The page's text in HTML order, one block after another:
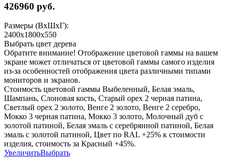
426960 руб.
Размеры (ВхШхГ):
2400x1800x550
Выбрать цвет дерева
Обратите внимание! Отображение цветовой гаммы на вашем
экране может отличаться от цветовой гаммы самого изделия
из-за особенностей отображения цвета различными типами
мониторов и экранов.
Стоимость цветовой гаммы Выбеленный, Белая эмаль,
Шампань, Слоновая кость, Старый орех 2 черная патина,
Светлый орех 2 золото, Венге 2 золото, Венге 2 серебро,
Мокко 3 черная патина, Мокко 3 золото, Молочный дуб с
золотой патиной, Белая эмаль с серебрянной патиной, Белая
эмаль с золотой патиной, Цвет по RAL +25% к стоимости
изделия, стоимость за Красный +45%.
УвеличитьВыбрать